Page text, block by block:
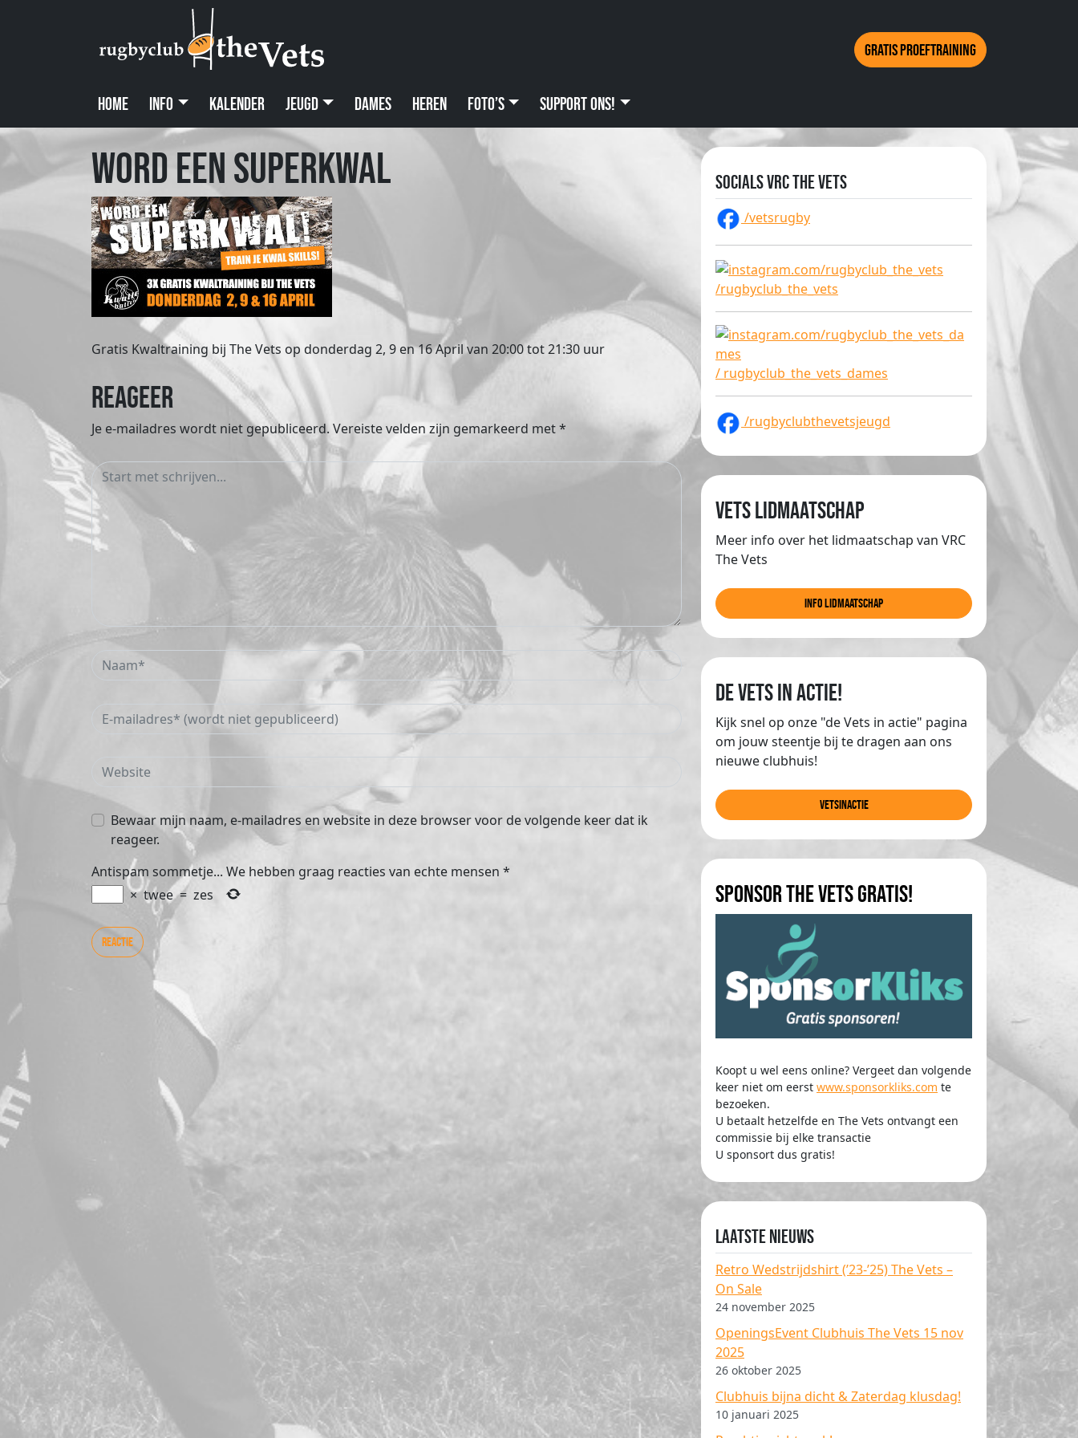
Gratis proeftraining
Home Info Kalender Jeugd Dames Heren Foto’s Support ons!
Word een Superkwal
Gratis Kwaltraining bij The Vets op donderdag 2, 9 en 16 April van 20:00 tot 21:30 uur
Reageer
Je e-mailadres wordt niet gepubliceerd.Vereiste velden zijn gemarkeerd met*
Bewaar mijn naam, e-mailadres en website in deze browser voor de volgende keer dat ik
reageer.
Antispam sommetje... We hebben graag reacties van echte mensen *
×twee= zes
Socials VRC The Vets
/vetsrugby
/rugbyclub_the_vets
/ rugbyclub_the_vets_dames
/rugbyclubthevetsjeugd
Vets lidmaatschap
Meer info over het lidmaatschap van VRC
The Vets
info lidmaatschap
de Vets in actie!
Kijk snel op onze "de Vets in actie" pagina
om jouw steentje bij te dragen aan ons
nieuwe clubhuis!
Vetsinactie
Sponsor The Vets gratis!
Koopt u wel eens online? Vergeet dan volgende
keer niet om eerst www.sponsorkliks.com te
bezoeken.
U betaalt hetzelfde en The Vets ontvangt een
commissie bij elke transactie
U sponsort dus gratis!
Laatste nieuws
Retro Wedstrijdshirt (’23-’25) The Vets –
On Sale
24 november 2025
OpeningsEvent Clubhuis The Vets 15 nov
2025
26 oktober 2025
Clubhuis bijna dicht & Zaterdag klusdag!
10 januari 2025